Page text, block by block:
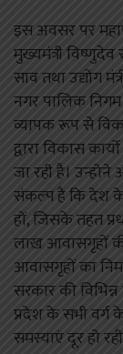
इस अवसर पर
मुख्यमंत्री
साव तथा उद्योग
नगर पालिक निगम
व्यापक रूप से
द्वारा विकास
जा रही है। उन्होने
संकल्प है कि देश
हों, जिसके तहत
लाख आवासगृहों
आवासगृहों का
सरकार की
प्रदेश के सभी वर्ग
समस्याएं दूर हो